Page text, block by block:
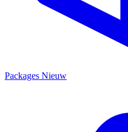
Packages Nieuw